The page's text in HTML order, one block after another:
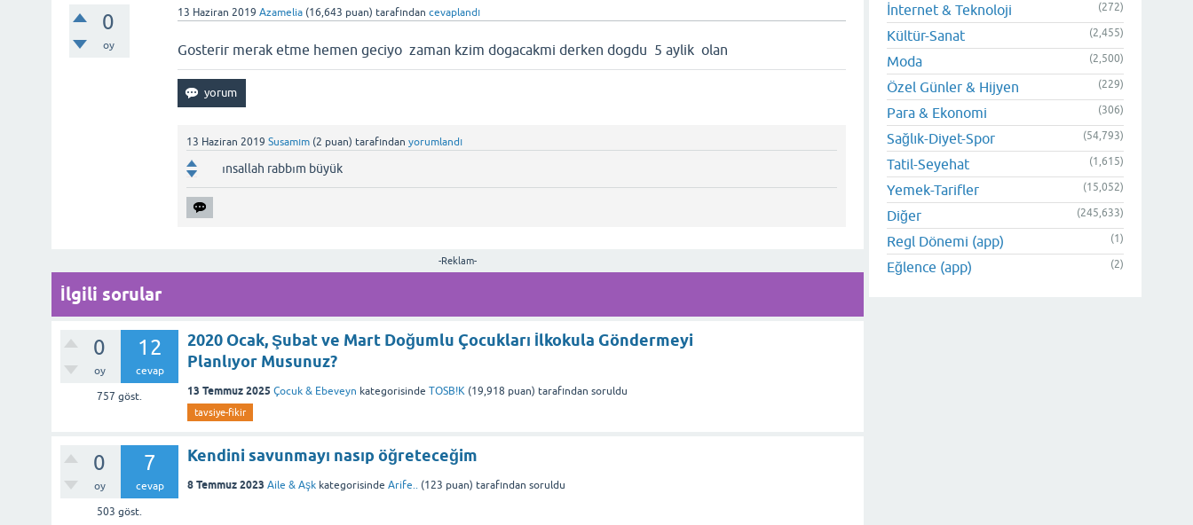
0
oy
13 Haziran 2019 Azamelia (16,643 puan) tarafından cevaplandı
Gosterir merak etme hemen geciyo zaman kzim dogacakmi derken dogdu 5 aylik olan
13 Haziran 2019 Susamım (2 puan) tarafından yorumlandı
ınsallah rabbım büyük
-Reklam-
İlgili sorular
0
oy
12
cevap
757 göst.
2020 Ocak, Şubat ve Mart Doğumlu Çocukları İlkokula Göndermeyi
Planlıyor Musunuz?
13 Temmuz 2025 Çocuk & Ebeveyn kategorisinde TOSB!K (19,918 puan) tarafından soruldu
tavsiye-fikir
0
oy
7
cevap
503 göst.
Kendini savunmayı nasıp öğreteceğim
8 Temmuz 2023 Aile & Aşk kategorisinde Arife.. (123 puan) tarafından soruldu
İnternet & Teknoloji (272)
Kültür-Sanat (2,455)
Moda (2,500)
Özel Günler & Hijyen (229)
Para & Ekonomi (306)
Sağlık-Diyet-Spor (54,793)
Tatil-Seyehat (1,615)
Yemek-Tarifler (15,052)
Diğer (245,633)
Regl Dönemi (app) (1)
Eğlence (app) (2)